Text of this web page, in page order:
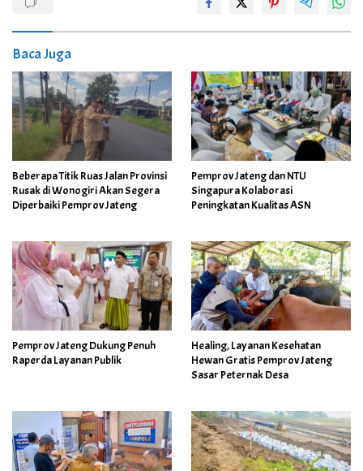
Baca Juga
Beberapa Titik Ruas Jalan Provinsi
Rusak di Wonogiri Akan Segera
Diperbaiki Pemprov Jateng
Pemprov Jateng dan NTU
Singapura Kolaborasi
Peningkatan Kualitas ASN
Pemprov Jateng Dukung Penuh
Raperda Layanan Publik
Healing, Layanan Kesehatan
Hewan Gratis Pemprov Jateng
Sasar Peternak Desa